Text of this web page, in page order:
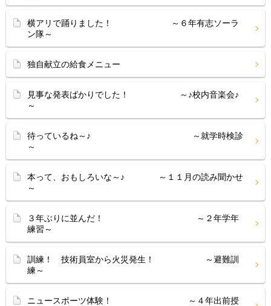
横アリで踊りました！ ～６年有志ソーラ
ン隊～
独自献立の給食メニュー
見事な発表ばかりでした！ ～♪校内音楽会♪
～
待っているね～♪ ～就学時検診
～
本って、おもしろいな～♪ ～１１月の読み聞かせ
～
３年ぶりに並んだ！ ～２年学年
練習～
訓練！ 技術員室から火災発生！ ～避難訓
練～
ニュースポーツ体験！ ～４年出前授